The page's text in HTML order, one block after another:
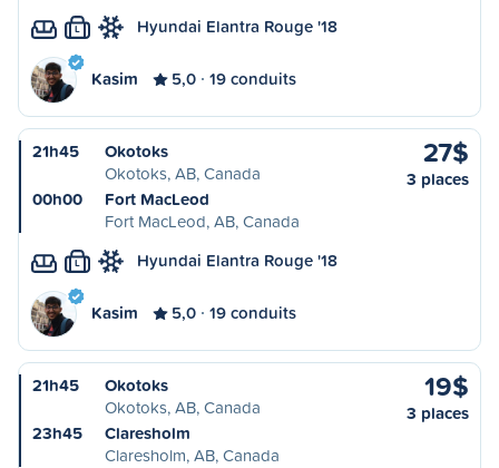
L Hyundai Elantra Rouge '18
Kasim 5,0 19 conduits
21h45
Okotoks
Okotoks, AB, Canada
00h00
Fort MacLeod
Fort MacLeod, AB, Canada
27$
3 places
L Hyundai Elantra Rouge '18
Kasim 5,0 19 conduits
21h45
Okotoks
Okotoks, AB, Canada
23h45
Claresholm
Claresholm, AB, Canada
19$
3 places